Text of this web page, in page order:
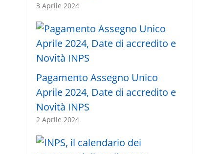
3 Aprile 2024
Pagamento Assegno Unico
Aprile 2024, Date di accredito e
Novità INPS
2 Aprile 2024